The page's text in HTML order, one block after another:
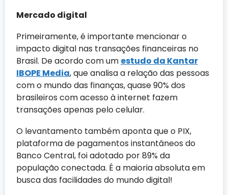
Mercado digital
Primeiramente, é importante mencionar o
impacto digital nas transações financeiras no
Brasil. De acordo com um estudo da Kantar
IBOPE Media, que analisa a relação das pessoas
com o mundo das finanças, quase 90% dos
brasileiros com acesso à internet fazem
transações apenas pelo celular.
O levantamento também aponta que o PIX,
plataforma de pagamentos instantâneos do
Banco Central, foi adotado por 89% da
população conectada. É a maioria absoluta em
busca das facilidades do mundo digital!